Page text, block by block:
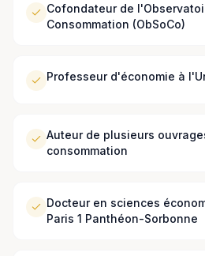
défis de demain.
Cofondateur de
Consommation (ObSoCo)
Professeur d'économie à
Auteur de plusieurs
consommation
Docteur en sciences
Paris 1 Panthéon-Sorbonne